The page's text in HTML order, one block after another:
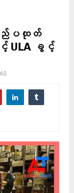
ည်ပထုတ်
ULA ခွင့်